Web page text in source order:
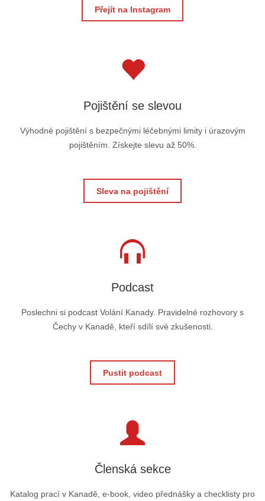
Přejít na Instagram
Pojištění se slevou
Výhodné pojištění s bezpečnými léčebnými limity i úrazovým
pojištěním. Získejte slevu až 50%.
Sleva na pojištění
Podcast
Poslechni si podcast Volání Kanady. Pravidelné rozhovory s
Čechy v Kanadě, kteří sdílí své zkušenosti.
Pustit podcast
Členská sekce
Katalog prací v Kanadě, e-book, video přednášky a checklisty pro